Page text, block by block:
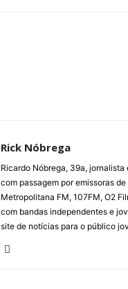
Rick Nóbrega
Ricardo Nóbrega, 39a,
com passagem por emissoras
Metropolitana FM, 107FM, O2
com bandas independentes e
site de notícias para o público